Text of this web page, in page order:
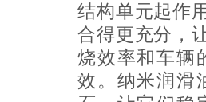
结构单元起作
合得更充分，
烧效率和车辆
效。纳米润滑